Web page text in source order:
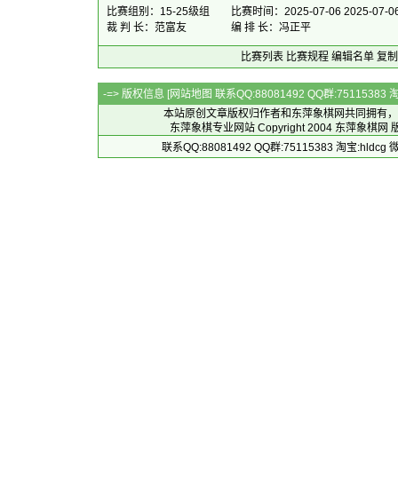
比赛组别：15-25级组
比赛时间：2025-07-06 2025-07-
裁 判 长：范富友
编 排 长：冯正平
比赛列表 比赛规程 编辑名单 复
-=> 版权信息 [网站地图 联系QQ:88081492 QQ群:75115383
本站原创文章版权归作者和 东萍象棋网共同拥有
东萍象棋专业网站 Copyright 2004 东萍象棋网
联系QQ:88081492 QQ群:75115383 淘宝:hldcg